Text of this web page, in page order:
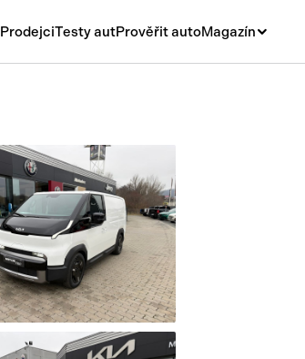
ProdejciTesty autPrověřit autoMagazín
Ojetiny
Auto a život
Videa